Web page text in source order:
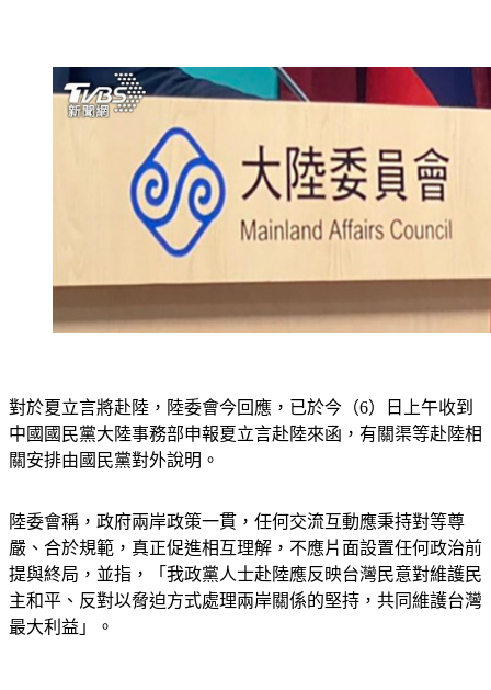
對於夏立言將赴陸，陸委會今回應，已於今（6）日上午收到
中國國民黨大陸事務部申報夏立言赴陸來函，有關渠等赴陸相
關安排由國民黨對外說明。
陸委會稱，政府兩岸政策一貫，任何交流互動應秉持對等尊
嚴、合於規範，真正促進相互理解，不應片面設置任何政治前
提與終局，並指，「我政黨人士赴陸應反映台灣民意對維護民
主和平、反對以脅迫方式處理兩岸關係的堅持，共同維護台灣
最大利益」。